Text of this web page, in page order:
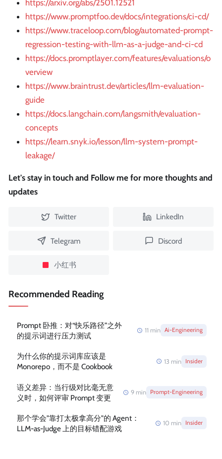
https://arxiv.org/abs/2501.12521
https://www.promptfoo.dev/docs/integrations/ci-cd/
https://www.traceloop.com/blog/automated-prompt-
regression-testing-with-llm-as-a-judge-and-ci-cd
https://docs.promptlayer.com/features/evaluations/o
verview
https://www.braintrust.dev/articles/llm-evaluation-
guide
https://docs.langchain.com/langsmith/evaluation-
concepts
https://learn.snyk.io/lesson/llm-system-prompt-
leakage/
Let's stay in touch and Follow me for more thoughts and
updates
Twitter LinkedIn
Telegram Discord
小红书
Recommended Reading
Prompt 卧推：对“快乐路径”之外
的提示词进行压力测试
11 min Ai-Engineering
为什么你的提示词库应该是
Monorepo，而不是 Cookbook
13 min Insider
语义差异：当行级对比毫无意
义时，如何评审 Prompt 变更
9 min Prompt-Engineering
那个学会"靠打太极拿高分"的 Agent：
LLM-as-Judge 上的目标错配游戏
10 min Insider